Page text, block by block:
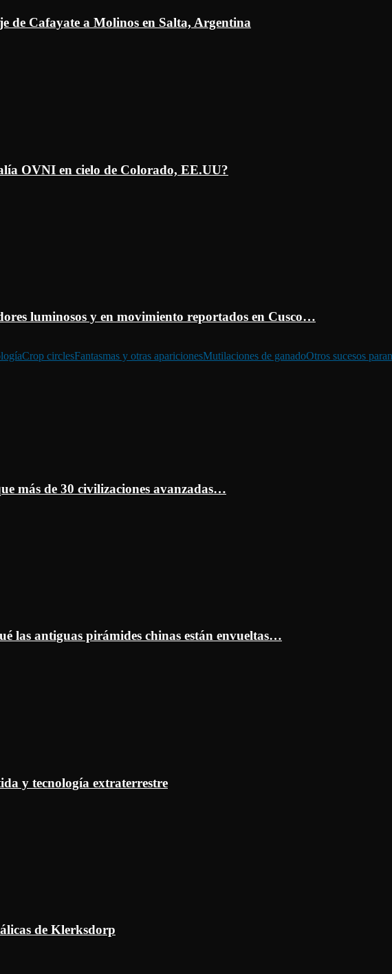
de Cafayate a Molinos en Salta, Argentina
OVNI en cielo de Colorado, EE.UU?
luminosos y en movimiento reportados en Cusco…
Crop circlesFantasmas y otras aparicionesMutilaciones de ganadoOtros sucesos
más de 30 civilizaciones avanzadas…
las antiguas pirámides chinas están envueltas…
y tecnología extraterrestre
de Klerksdorp